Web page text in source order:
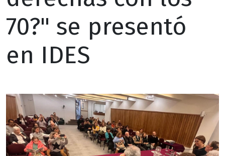
70?" se presentó
en IDES